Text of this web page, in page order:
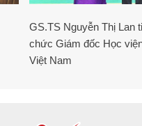
GS.TS Nguyễn Thị Lan
chức Giám đốc Học
Việt Nam